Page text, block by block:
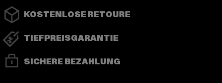
KOSTENLOSE RETOURE
TIEFPREISGARANTIE
SICHERE BEZAHLUNG